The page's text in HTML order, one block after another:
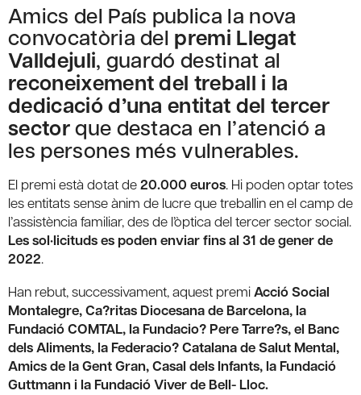
Amics del País publica la nova
convocatòria del premi Llegat
Valldejuli, guardó destinat al
reconeixement del treball i la
dedicació d’una entitat del tercer
sectorque destaca en l’atenció a
les persones més vulnerables.
El premi està dotat de20.000 euros. Hi poden optar totes
les entitats sense ànim de lucre que treballin en el camp de
l’assistència familiar, des de l’òptica del tercer sector social.
Les sol·licituds es poden enviar fins al 31 de gener de
2022.
Han rebut, successivament, aquest premiAcció Social
Montalegre, Ca?ritas Diocesana de Barcelona, la
Fundació COMTAL, la Fundacio? Pere Tarre?s, el Banc
dels Aliments, la Federacio? Catalana de Salut Mental,
Amics de la Gent Gran, Casal dels Infants, la Fundació
Guttmann i la Fundació Viver de Bell- Lloc.